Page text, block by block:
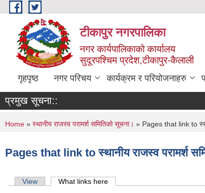
Skip to main content
टीकापुर नगरपालिका
नगर कार्यपालिकाको कार्यालय
सुदूरपश्चिम प्रदेश,टीकापुर-कैलाली
गृहपृष्ठ नगर परिचय कार्यक्रम र परियोजनाहरु
प्रमुख सूचना::
You are here
Home » स्थानीय राजस्व परामर्श समितिको सूचना। » Pages that link to
Pages that link to स्थानीय राजस्व परामर्श
Primary tabs
View What links here